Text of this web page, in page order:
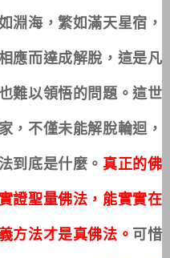
淵海，繁如滿天星宿，
應而達成解脫，這是凡
難以領悟的問題。這世
，不僅未能解脫輪迴，
到底是什麼。 真正的佛
證聖量佛法，能實實在
方法才是真佛法。 可惜